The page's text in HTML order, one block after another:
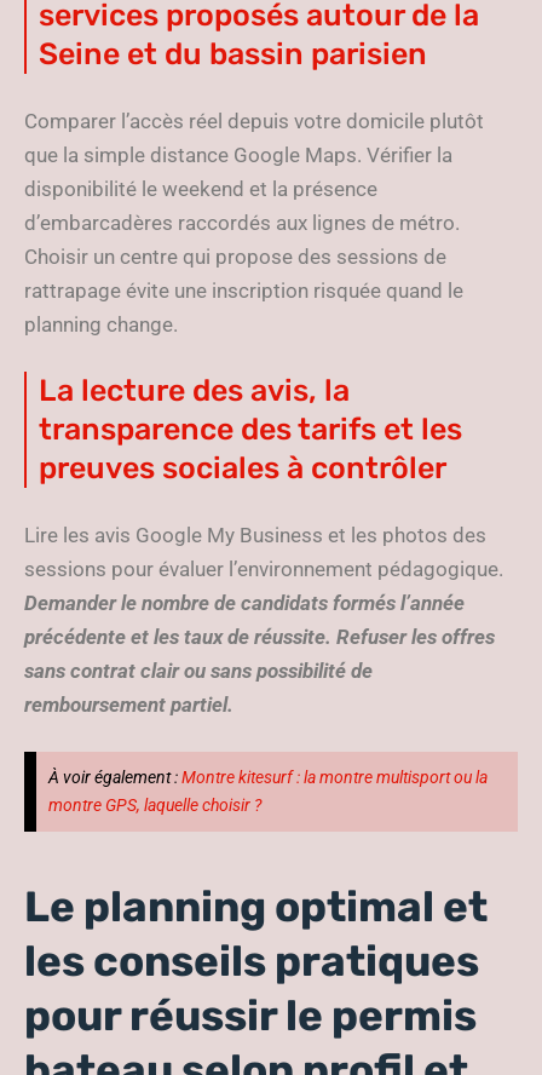
services proposés autour de la
Seine et du bassin parisien
Comparer l’accès réel depuis votre domicile plutôt
que la simple distance Google Maps. Vérifier la
disponibilité le weekend et la présence
d’embarcadères raccordés aux lignes de métro.
Choisir un centre qui propose des sessions de
rattrapage évite une inscription risquée quand le
planning change.
La lecture des avis, la
transparence des tarifs et les
preuves sociales à contrôler
Lire les avis Google My Business et les photos des
sessions pour évaluer l’environnement pédagogique.
Demander le nombre de candidats formés l’année
précédente et les taux de réussite. Refuser les offres
sans contrat clair ou sans possibilité de
remboursement partiel.
À voir également :Montre kitesurf : la montre multisport ou la
montre GPS, laquelle choisir ?
Le planning optimal et
les conseils pratiques
pour réussir le permis